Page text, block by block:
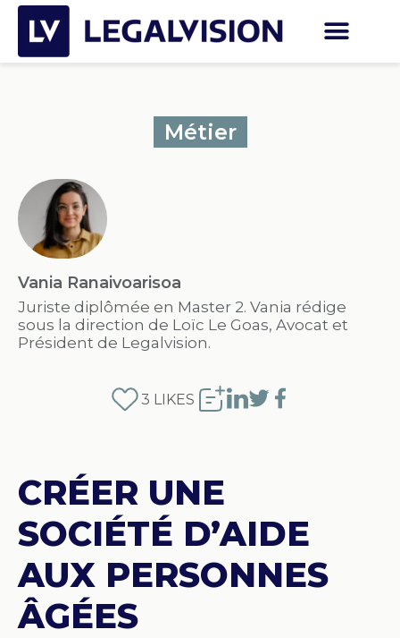
Métier
Vania Ranaivoarisoa
Juriste diplômée en Master 2. Vania rédige
sous la direction de Loïc Le Goas, Avocat et
Président de Legalvision.
3 LIKES
CRÉER UNE
SOCIÉTÉ D’AIDE
AUX PERSONNES
ÂGÉES